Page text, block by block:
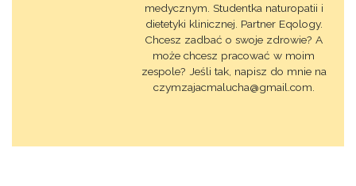
medycznym. Studentka naturopatii i
dietetyki klinicznej. Partner Eqology.
Chcesz zadbać o swoje zdrowie? A
może chcesz pracować w moim
zespole? Jeśli tak, napisz do mnie na
czymzajacmalucha@gmail.com.